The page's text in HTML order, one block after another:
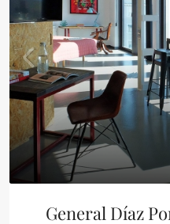
General Díaz